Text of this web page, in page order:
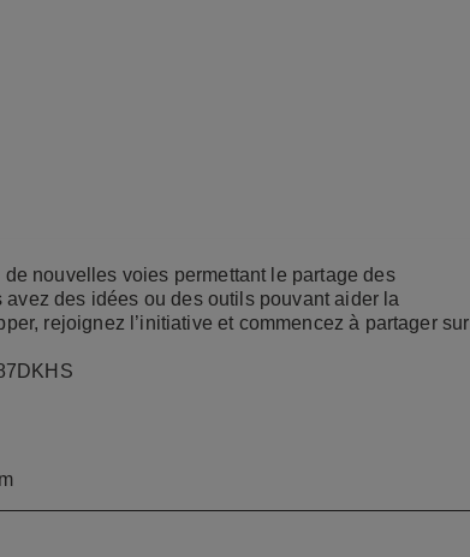
nouvelles voies permettant le partage des
des idées ou des outils pouvant aider la
rejoignez l’initiative et commencez à partager sur